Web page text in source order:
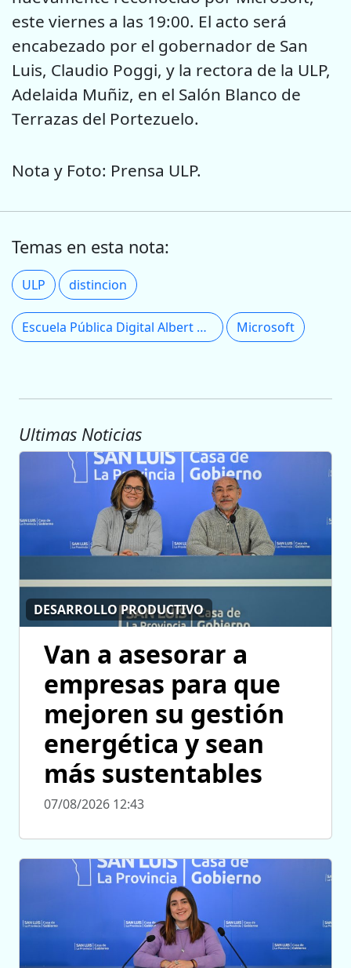
este viernes a las 19:00. El acto será
encabezado por el gobernador de San
Luis, Claudio Poggi, y la rectora de la ULP,
Adelaida Muñiz, en el Salón Blanco de
Terrazas del Portezuelo.
Nota y Foto: Prensa ULP.
Temas en esta nota:
ULP distincion
Escuela Pública Digital Albert Einstein Microsoft
Ultimas Noticias
DESARROLLO PRODUCTIVO
Van a asesorar a
empresas para que
mejoren su gestión
energética y sean
más sustentables
07/08/2026 12:43